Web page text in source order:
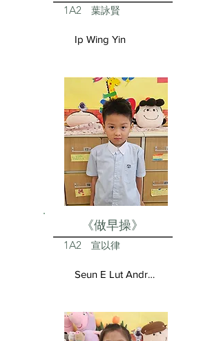
1A2 葉詠賢
Ip Wing Yin
《做早操》
1A2 宣以律
Seun E Lut Andrea